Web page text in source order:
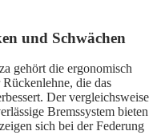
und Schwächen
gehört die ergonomisch
die das
Der vergleichsweise
Bremssystem bieten
sich bei der Federung